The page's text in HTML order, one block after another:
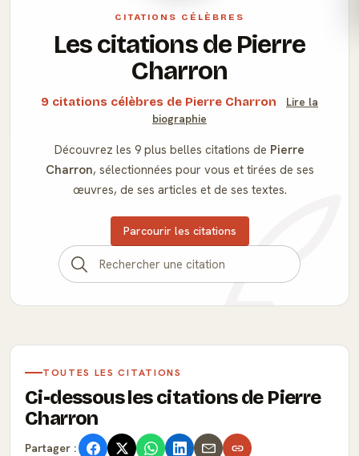
CITATIONS CÉLÈBRES
Les citations de Pierre
Charron
9 citations célèbres de Pierre Charron
Lire la
biographie
Découvrez les 9 plus belles citations de Pierre
Charron, sélectionnées pour vous et tirées de ses
œuvres, de ses articles et de ses textes.
Parcourir les citations
TOUTES LES CITATIONS
Ci-dessous les citations de Pierre
Charron
Partager :